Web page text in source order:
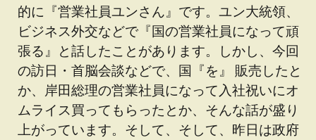
的に『営業社員ユンさん』です。ユン大統領、
ビジネス外交などで『国の営業社員になって頑
張る』と話したことがあります。しかし、今回
の訪日・首脳会談などで、国『を』 販売したと
か、岸田総理の営業社員になって入社祝いにオ
ムライス買ってもらったとか、そんな話が盛り
上がっています。そして、そして、昨日は政府